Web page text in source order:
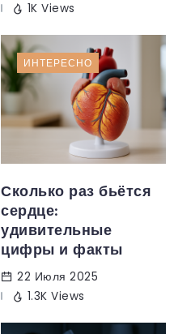
1K Views
ИНТЕРЕСНО
Сколько раз бьётся
сердце:
удивительные
цифры и факты
22 Июля 2025
1.3K Views